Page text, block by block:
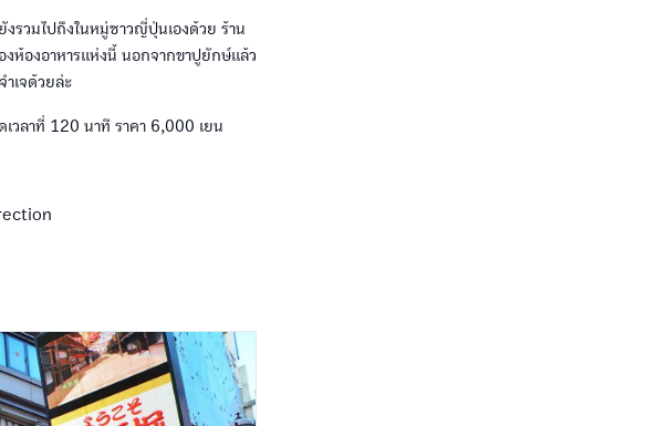
รวมไปถึงในหมู่ชาวญี่ปุ่นเองด้วย ร้าน
ห้องอาหารแห่งนี้ นอกจากขาปูยักษ์แล้ว
เจด้วยล่ะ
วลาที่ 120 นาที ราคา 6,000 เยน